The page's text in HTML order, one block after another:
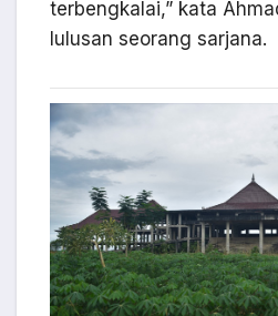
terbengkalai,” kata
lulusan seorang sarjana.